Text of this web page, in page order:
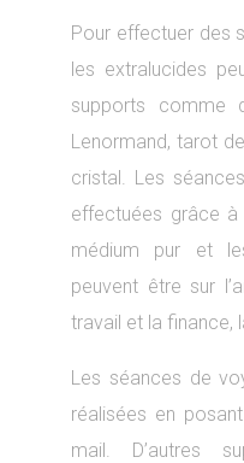
Pour effectuer des
les extralucides
supports comme
Lenormand, tarot
cristal. Les
effectuées grâce à
médium pur et
peuvent être sur
travail et la finance,
Les séances de
réalisées en
mail. D’autres